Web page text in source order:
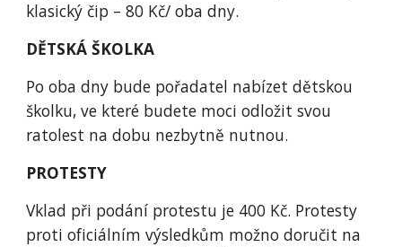
klasický čip – 80 Kč/ oba dny.
DĚTSKÁ ŠKOLKA
Po oba dny bude pořadatel nabízet dětskou
školku, ve které budete moci odložit svou
ratolest na dobu nezbytně nutnou.
PROTESTY
Vklad při podání protestu je 400 Kč. Protesty
proti oficiálním výsledkům možno doručit na